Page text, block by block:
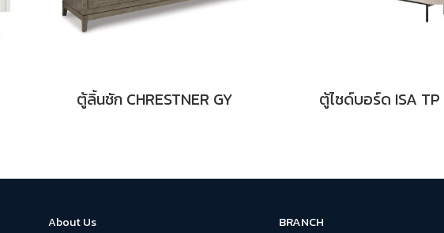
ตู้ลิ้นชัก CHRESTNER GY ตู้ไซด์บอร์ด ISA TP
About Us BRANCH